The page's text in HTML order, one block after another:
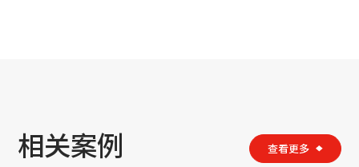
相关案例 查看更多